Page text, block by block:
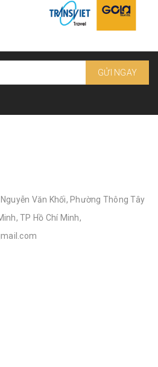
GỬI NGAY
Văn Khối, Phường Thông Tây
TP Hồ Chí Minh,